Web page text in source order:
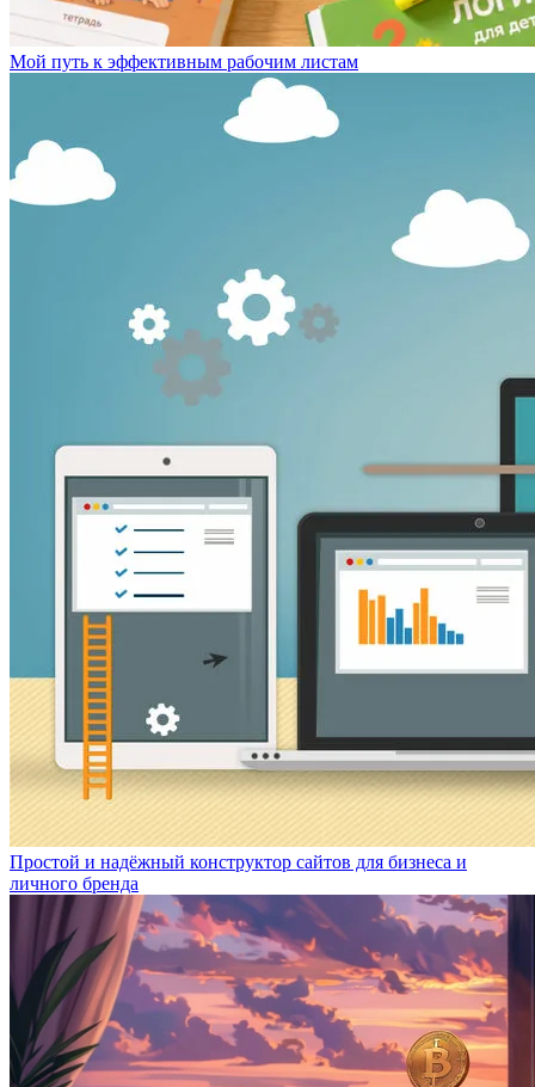
Мой путь к эффективным рабочим листам
Простой и надёжный конструктор сайтов для бизнеса и
личного бренда